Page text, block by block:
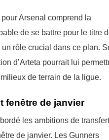
Arsenal comprend la
de se battre pour le titre
rôle crucial dans ce plan.
d’Arteta pourrait lui
de terrain de la ligue.
fenêtre de janvier
les ambitions de transfert
de janvier. Les Gunners